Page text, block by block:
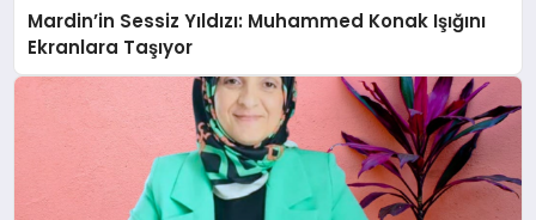
Mardin’in Sessiz Yıldızı: Muhammed Konak Işığını
Ekranlara Taşıyor